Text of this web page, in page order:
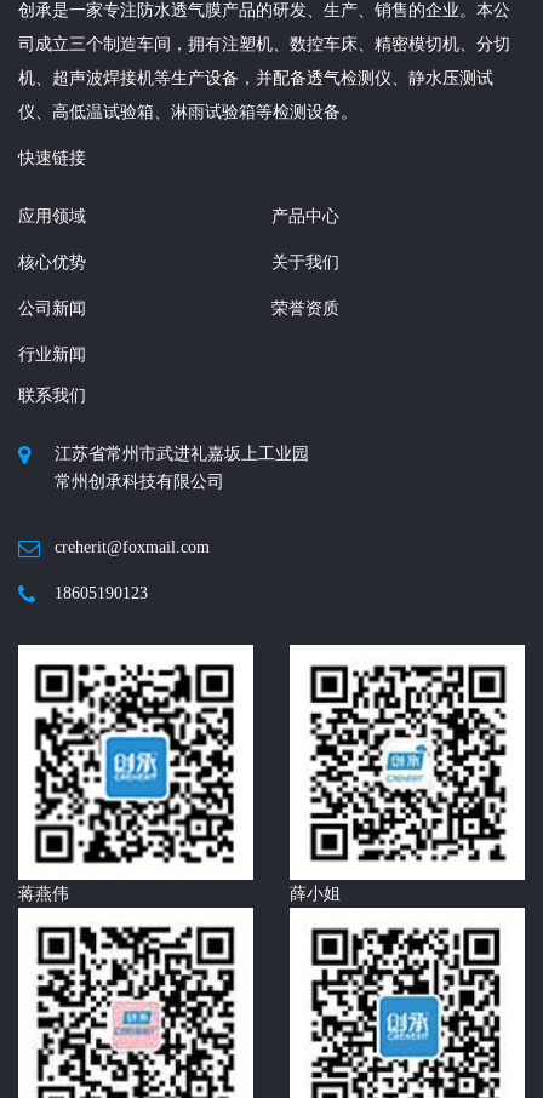
创承是一家专注防水透气膜产品的研发、生产、销售的企业。本公
司成立三个制造车间，拥有注塑机、数控车床、精密模切机、分切
机、超声波焊接机等生产设备，并配备透气检测仪、静水压测试
仪、高低温试验箱、淋雨试验箱等检测设备。
快速链接
应用领域 产品中心
核心优势 关于我们
公司新闻 荣誉资质
行业新闻
联系我们
江苏省常州市武进礼嘉坂上工业园
常州创承科技有限公司
creherit@foxmail.com
18605190123
蒋燕伟 薛小姐